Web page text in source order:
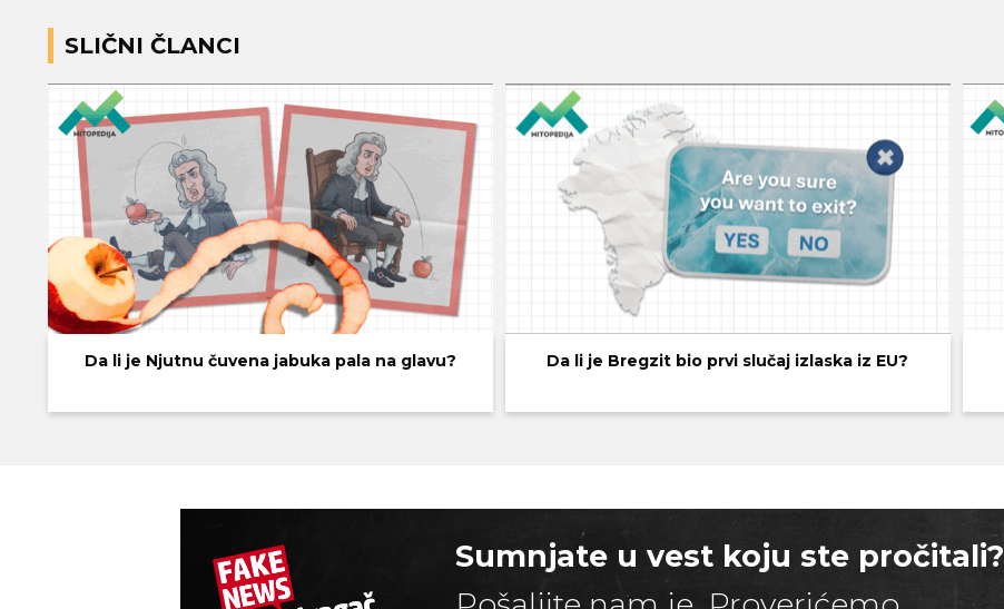
SLIČNI ČLANCI
Da li je Njutnu čuvena jabuka pala na glavu? Da li je Bregzit bio prvi slučaj izlaska iz EU?
Sumnjate u vest koju ste pročitali?